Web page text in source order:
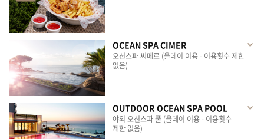
OCEAN SPA CIMER
오션스파 씨메르 (올데이 이용 - 이용횟수 제한
없음)
OUTDOOR OCEAN SPA POOL
야외 오션스파 풀 (올데이 이용 - 이용횟수
제한 없음)